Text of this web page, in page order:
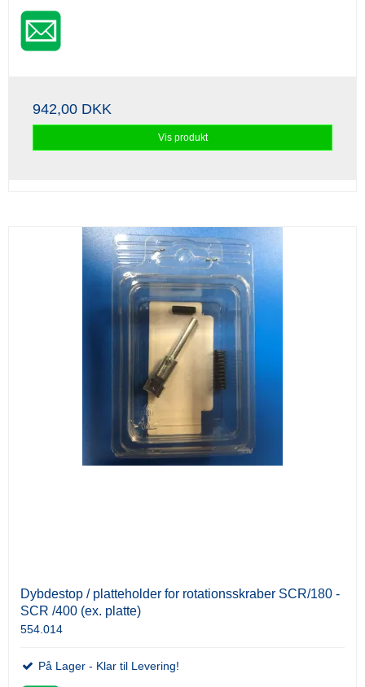
942,00 DKK
Vis produkt
Dybdestop / platteholder for rotationsskraber SCR/180 -
SCR /400 (ex. platte)
554.014
På Lager - Klar til Levering!